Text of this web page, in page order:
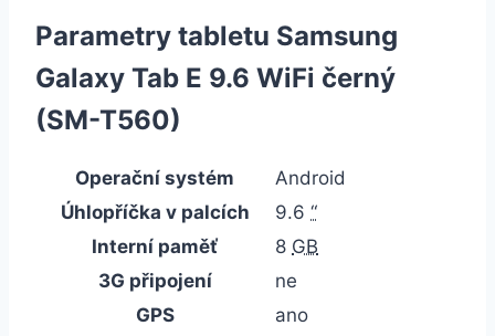
Parametry tabletu Samsung
Galaxy Tab E 9.6 WiFi černý
(SM-T560)
Operační systém
Android
Úhlopříčka v palcích
9.6 “
Interní paměť
8 GB
3G připojení
ne
GPS
ano